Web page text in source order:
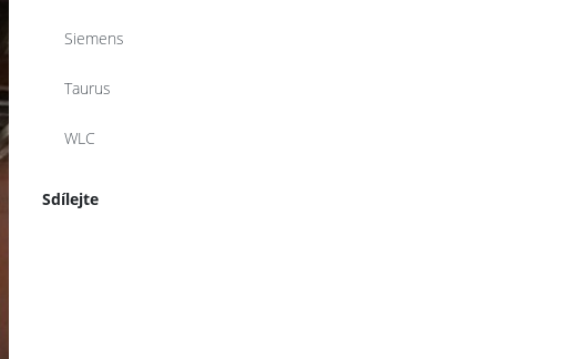
Siemens
Taurus
WLC
Sdílejte